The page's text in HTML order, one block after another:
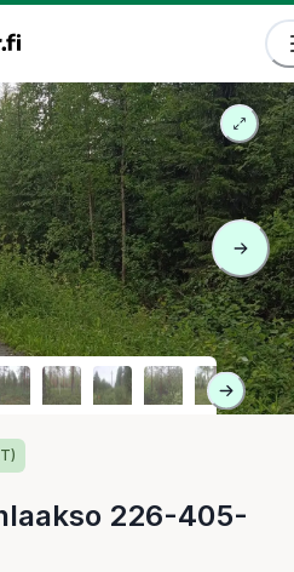
226-405-